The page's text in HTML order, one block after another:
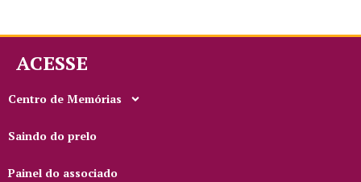
ACESSE
Centro de Memórias
Saindo do prelo
Painel do associado